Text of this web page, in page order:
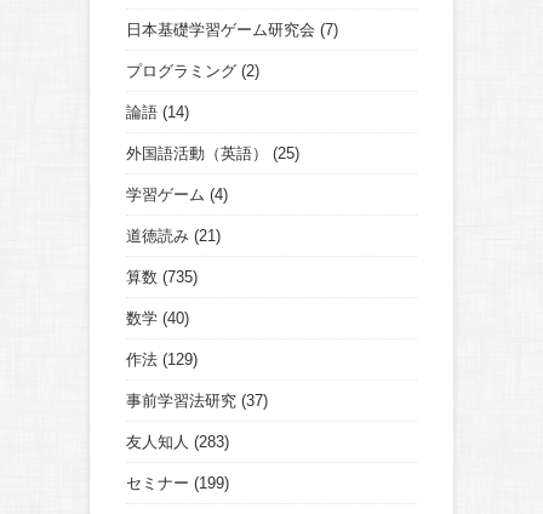
日本基礎学習ゲーム研究会 (7)
プログラミング (2)
論語 (14)
外国語活動（英語） (25)
学習ゲーム (4)
道徳読み (21)
算数 (735)
数学 (40)
作法 (129)
事前学習法研究 (37)
友人知人 (283)
セミナー (199)